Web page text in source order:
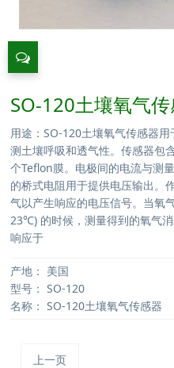
SO-120土壤氧气
用途：SO-120土壤氧气传感器
测土壤呼吸和透气性。传感器包
个Teflon膜。电极间的电流与测
的桥式电阻用于提供电压输出。
气以产生响应的电压信号。当氧
23℃) 的时候，测量得到的氧气
响应于
产地： 美国
型号： SO-120
名称： SO-120土壤氧气传感器
上一页